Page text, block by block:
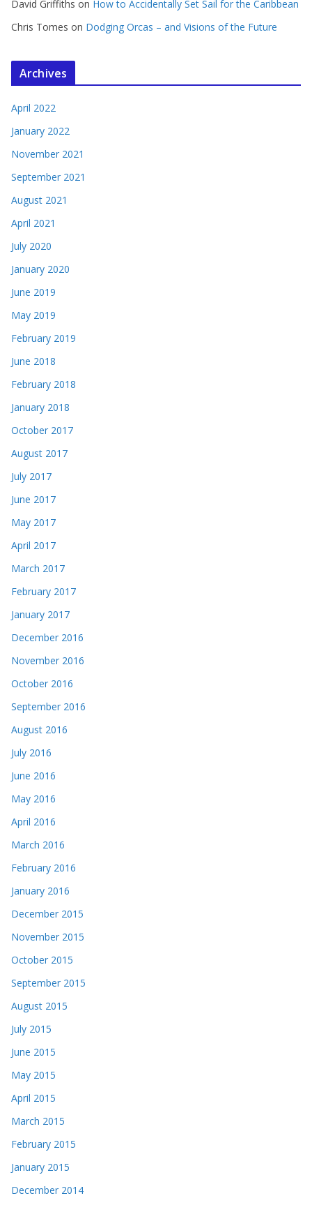
David Griffiths on How to Accidentally Set Sail for the Caribbean
Chris Tomes on Dodging Orcas – and Visions of the Future
Archives
April 2022
January 2022
November 2021
September 2021
August 2021
April 2021
July 2020
January 2020
June 2019
May 2019
February 2019
June 2018
February 2018
January 2018
October 2017
August 2017
July 2017
June 2017
May 2017
April 2017
March 2017
February 2017
January 2017
December 2016
November 2016
October 2016
September 2016
August 2016
July 2016
June 2016
May 2016
April 2016
March 2016
February 2016
January 2016
December 2015
November 2015
October 2015
September 2015
August 2015
July 2015
June 2015
May 2015
April 2015
March 2015
February 2015
January 2015
December 2014